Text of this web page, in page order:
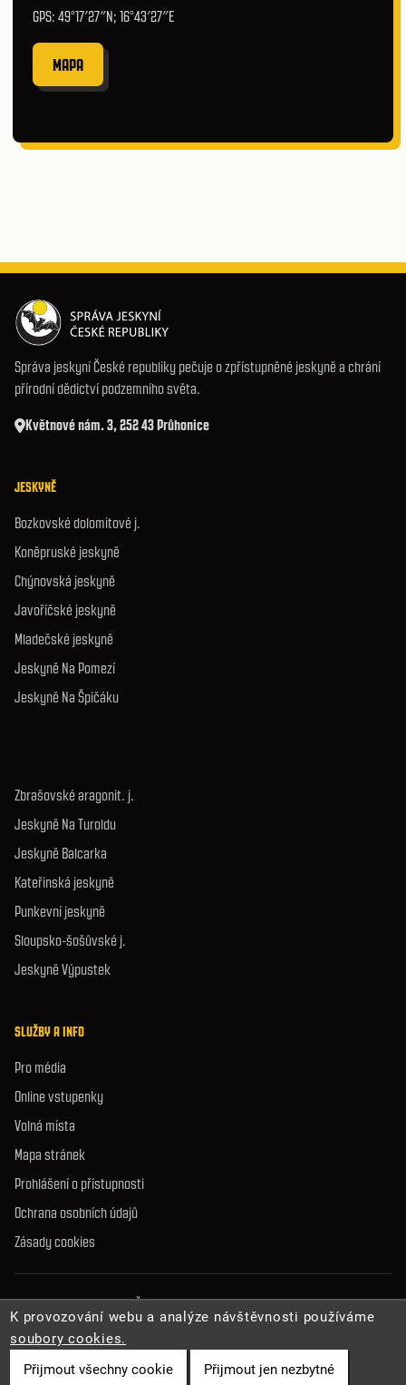
GPS: 49°17′27″N; 16°43′27″E
MAPA
Správa jeskyní České republiky pečuje o zpřístupněné jeskyně a chrání
přírodní dědictví podzemního světa.
Květnové nám. 3, 252 43 Průhonice
JESKYNĚ
Bozkovské dolomitové j.
Koněpruské jeskyně
Chýnovská jeskyně
Javoříčské jeskyně
Mladečské jeskyně
Jeskyně Na Pomezí
Jeskyně Na Špičáku
Zbrašovské aragonit. j.
Jeskyně Na Turoldu
Jeskyně Balcarka
Kateřinská jeskyně
Punkevní jeskyně
Sloupsko-šošůvské j.
Jeskyně Výpustek
SLUŽBY A INFO
Pro média
Online vstupenky
Volná místa
Mapa stránek
Prohlášení o přístupnosti
Ochrana osobních údajů
Zásady cookies
© 2026 Správa jeskyní České republiky. Všechna práva vyhrazena.
Cookies
K provozování webu a analýze návštěvnosti používáme
soubory cookies.
Přijmout všechny cookie
Přijmout jen nezbytné